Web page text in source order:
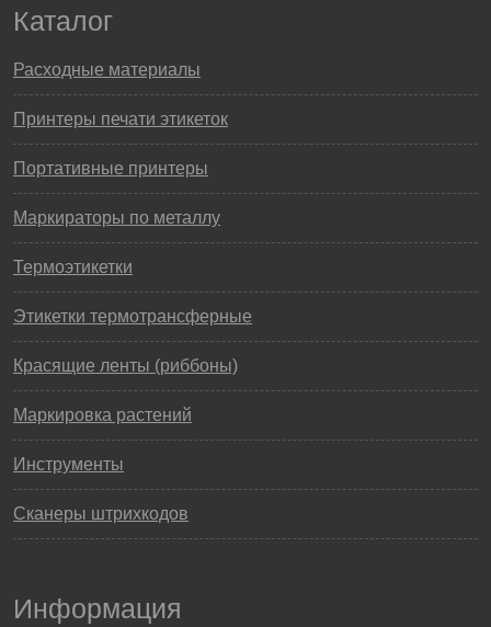
Каталог
Расходные материалы
Принтеры печати этикеток
Портативные принтеры
Маркираторы по металлу
Термоэтикетки
Этикетки термотрансферные
Красящие ленты (риббоны)
Маркировка растений
Инструменты
Сканеры штрихкодов
Информация